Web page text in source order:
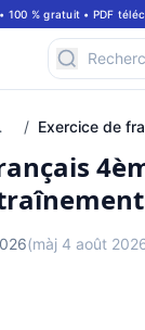
100 % gratuit • PDF
4ème /
(màj 4 août